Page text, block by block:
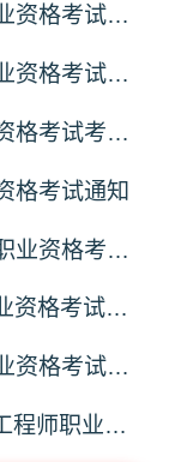
天津市2026年度监理工程师职业资格考试报名通知
湖南省2026年度监理工程师职业资格考试考务通知
河南2026年度监理工程师职业资格考试考务工作通知
格考试通知
北京地区2026年度监理工程师职业资格考试报名提示
河北省2026年度监理工程师职业资格考试考务工作通知
甘肃省2026年度监理工程师职业资格考试报名通知
山西省关于做好2026年度监理工程师职业资格考试考务工作的通知